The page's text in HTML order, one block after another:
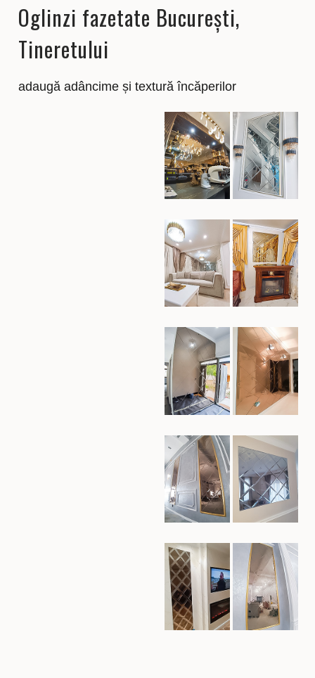
Oglinzi fazetate București,
Tineretului
adaugă adâncime și textură încăperilor